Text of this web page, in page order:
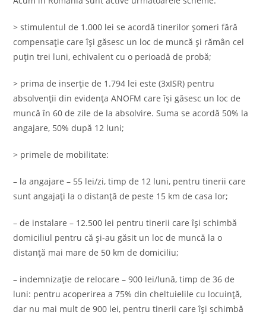
> stimulentul de 1.000 lei se acordă tinerilor șomeri fără
compensație care își găsesc un loc de muncă și rămân cel
puțin trei luni, echivalent cu o perioadă de probă;
> prima de inserție de 1.794 lei este (3xISR) pentru
absolvenții din evidența ANOFM care își găsesc un loc de
muncă în 60 de zile de la absolvire. Suma se acordă 50% la
angajare, 50% după 12 luni;
> primele de mobilitate:
– la angajare – 55 lei/zi, timp de 12 luni, pentru tinerii care
sunt angajaţi la o distanţă de peste 15 km de casa lor;
– de instalare – 12.500 lei pentru tinerii care își schimbă
domiciliul pentru că și-au găsit un loc de muncă la o
distanță mai mare de 50 km de domiciliu;
– indemnizaţie de relocare – 900 lei/lună, timp de 36 de
luni: pentru acoperirea a 75% din cheltuielile cu locuinţă,
dar nu mai mult de 900 lei, pentru tinerii care îşi schimbă